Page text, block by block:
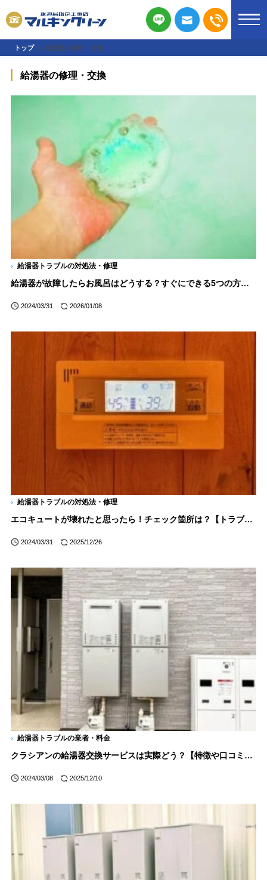
トップ 給湯器の修理・交換
給湯器の修理・交換
給湯器トラブルの対処法・修理
給湯器が故障したらお風呂はどうする？すぐにできる5つの方法を紹介
2024/03/31 2026/01/08
給湯器トラブルの対処法・修理
エコキュートが壊れたと思ったら！チェック箇所は？【トラブル・故障時の対処法まで徹底解説】
2024/03/31 2025/12/26
給湯器トラブルの業者・料金
クラシアンの給湯器交換サービスは実際どう？【特徴や口コミ評判を徹底解説】
2024/03/08 2025/12/10